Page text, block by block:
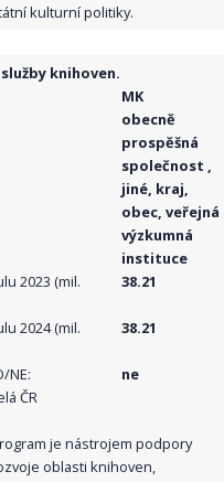
kulturní politiky.
knihoven.
MK
obecně
prospěšná
společnost ,
jiné, kraj,
obec, veřejná
výzkumná
instituce
2023 (mil.
38.21
2024 (mil.
38.21
NE:
ne
ČR
je nástrojem podpory
oblasti knihoven,